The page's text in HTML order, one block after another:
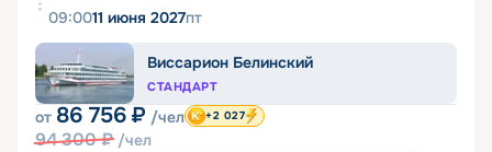
09:0011 июня 2027пт
Виссарион Белинский
СТАНДАРТ
от 86 756 ₽ /чел
94 300₽ /чел
+2 027